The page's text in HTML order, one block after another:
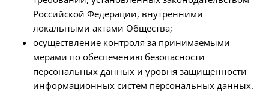
Российской Федерации, внутренними
локальными актами Общества;
осуществление контроля за принимаемыми
мерами по обеспечению безопасности
персональных данных и уровня защищенности
информационных систем персональных данных.